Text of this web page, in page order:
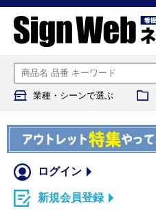
業種・シーンで選ぶ
ログイン
新規会員登録